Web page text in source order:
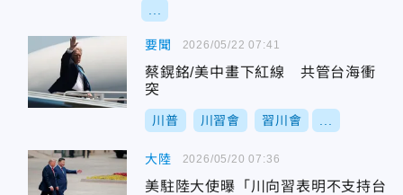
要聞
蔡鎤銘/美中畫下紅線 共管台海衝
突
川普 川習會 習川會
2026/05/22 07:41
大陸
美駐陸大使曝「川向習表明不支持台
2026/05/20 07:36